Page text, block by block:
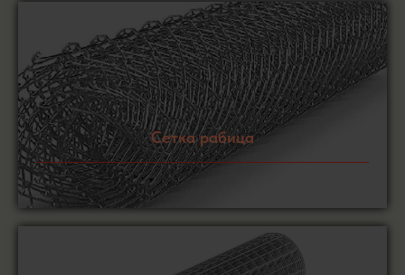
Сетка рабица